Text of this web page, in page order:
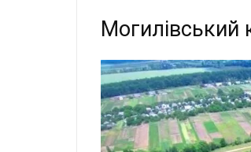
Могилівський